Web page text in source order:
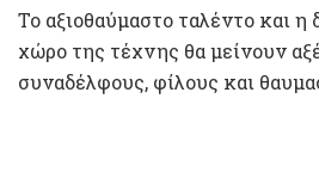
Το αξιοθαύμαστο ταλέντο και
χώρο της τέχνης θα μείνουν
συναδέλφους, φίλους και